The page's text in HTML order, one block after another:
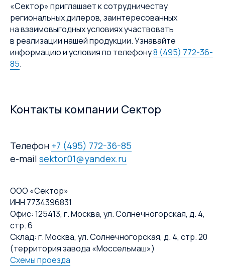
«Сектор» приглашает к сотрудничеству
региональных дилеров, заинтересованных
на взаимовыгодных условиях участвовать
в реализации нашей продукции. Узнавайте
информацию и условия по телефону8 (495) 772-36-
85.
Контакты компании Сектор
Телефон +7 (495) 772-36-85
e-mail sektor01@yandex.ru
ООО «Сектор»
ИНН 7734396831
Офис: 125413, г. Москва, ул. Солнечногорская, д. 4,
стр. 6
Склад: г. Москва, ул. Солнечногорская, д. 4, стр. 20
(территория завода «Моссельмаш»)
Схемы проезда